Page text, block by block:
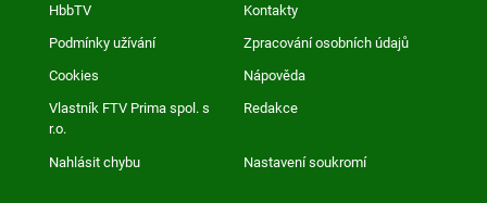
HbbTV Kontakty
Podmínky užívání Zpracování osobních údajů
Cookies Nápověda
Vlastník FTV Prima spol. s
r.o.
Redakce
Nahlásit chybu Nastavení soukromí